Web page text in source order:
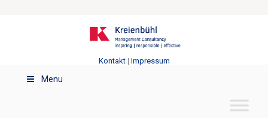
Kontakt| Impressum
Menu